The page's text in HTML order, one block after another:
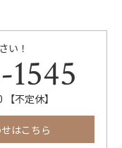
い！
不定休】
はこちら